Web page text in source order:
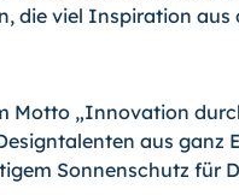
die viel Inspiration
Motto „Innovation
aus ganz
Sonnenschutz für